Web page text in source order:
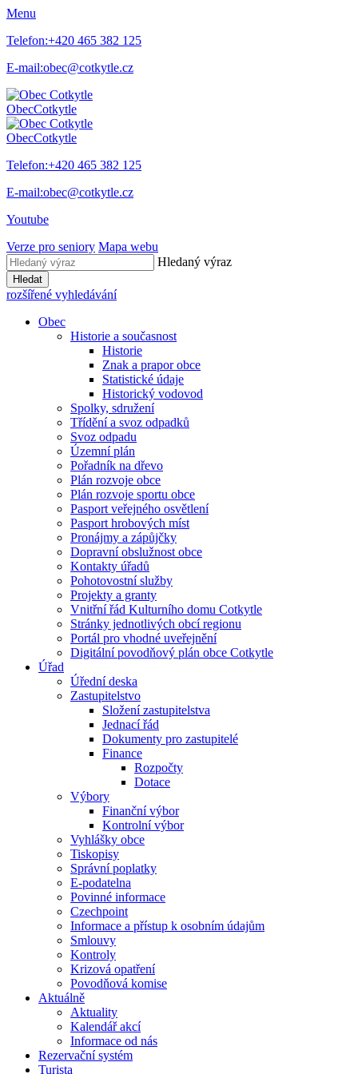
Menu
Telefon:+420 465 382 125
E-mail:obec@cotkytle.cz
ObecCotkytle
ObecCotkytle
Telefon:+420 465 382 125
E-mail:obec@cotkytle.cz
Youtube
Verze pro seniory Mapa webu
Hledaný výraz
Hledat
rozšířené vyhledávání
Obec
Historie a současnost
Historie
Znak a prapor obce
Statistické údaje
Historický vodovod
Spolky, sdružení
Třídění a svoz odpadků
Svoz odpadu
Územní plán
Pořadník na dřevo
Plán rozvoje obce
Plán rozvoje sportu obce
Pasport veřejného osvětlení
Pasport hrobových míst
Pronájmy a zápůjčky
Dopravní obslužnost obce
Kontakty úřadů
Pohotovostní služby
Projekty a granty
Vnitřní řád Kulturního domu Cotkytle
Stránky jednotlivých obcí regionu
Portál pro vhodné uveřejnění
Digitální povodňový plán obce Cotkytle
Úřad
Úřední deska
Zastupitelstvo
Složení zastupitelstva
Jednací řád
Dokumenty pro zastupitelé
Finance
Rozpočty
Dotace
Výbory
Finanční výbor
Kontrolní výbor
Vyhlášky obce
Tiskopisy
Správní poplatky
E-podatelna
Povinné informace
Czechpoint
Informace a přístup k osobním údajům
Smlouvy
Kontroly
Krizová opatření
Povodňová komise
Aktuálně
Aktuality
Kalendář akcí
Informace od nás
Rezervační systém
Turista